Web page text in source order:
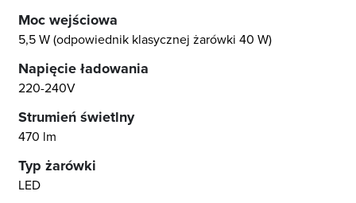
Moc wejściowa
5,5 W (odpowiednik klasycznej żarówki 40 W)
Napięcie ładowania
220-240V
Strumień świetlny
470 lm
Typ żarówki
LED